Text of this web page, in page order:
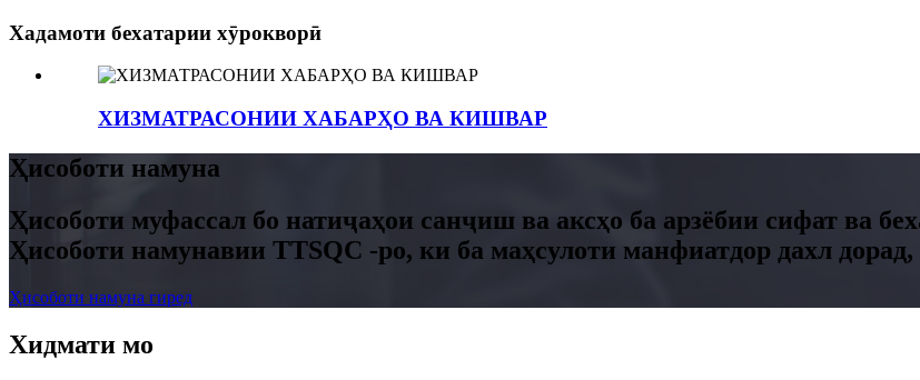
Хадамоти бехатарии хӯрокворӣ
ХИЗМАТРАСОНИИ ХАБАРҲО ВА КИШВАР
Ҳисоботи намуна
Ҳисоботи муфассал бо натиҷаҳои санҷиш ва аксҳо ба арзёбии сифат ва
Ҳисоботи намунавии TTSQC -ро, ки ба маҳсулоти манфиатдор дахл дорад,
Ҳисоботи намуна гиред
Хидмати мо